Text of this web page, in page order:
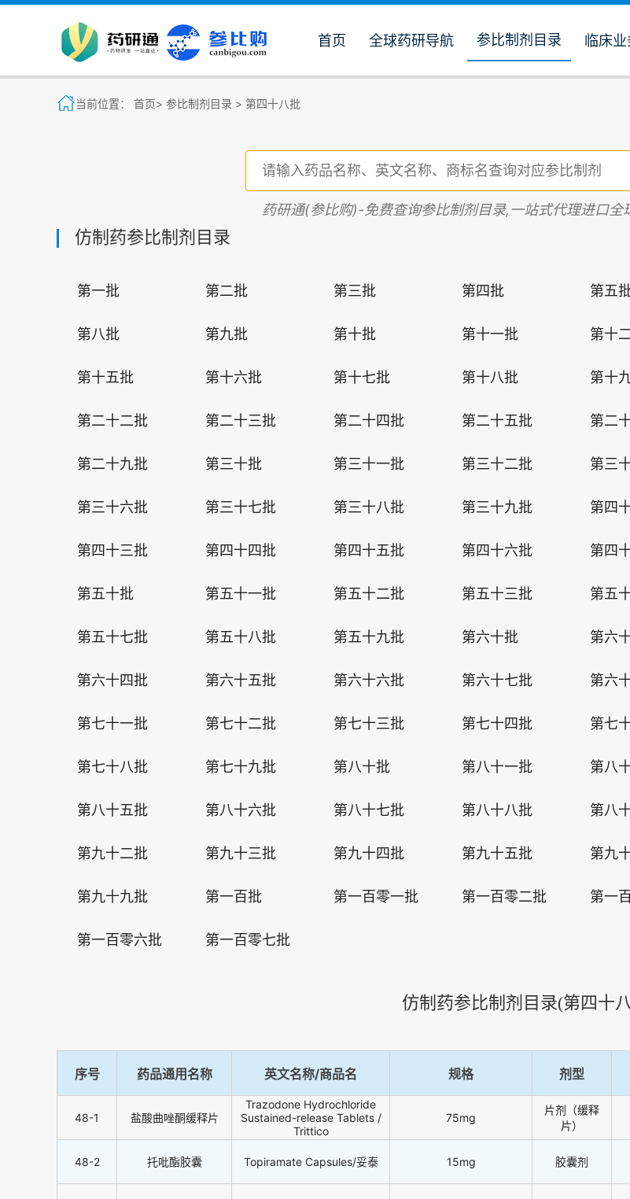
首页 全球药研导航 参比制剂目录 临床业
当前位置： 首页> 参比制剂目录 > 第四十八批
药研通(参比购)-免费查询参比制剂目录,一站式代理进口全
仿制药参比制剂目录
第一批 第二批 第三批 第四批 第五
第八批 第九批 第十批 第十一批 第十
第十五批 第十六批 第十七批 第十八批 第十
第二十二批 第二十三批 第二十四批 第二十五批 第二
第二十九批 第三十批 第三十一批 第三十二批 第三
第三十六批 第三十七批 第三十八批 第三十九批 第四
第四十三批 第四十四批 第四十五批 第四十六批 第四
第五十批 第五十一批 第五十二批 第五十三批 第五
第五十七批 第五十八批 第五十九批 第六十批 第六
第六十四批 第六十五批 第六十六批 第六十七批 第六
第七十一批 第七十二批 第七十三批 第七十四批 第七
第七十八批 第七十九批 第八十批 第八十一批 第八
第八十五批 第八十六批 第八十七批 第八十八批 第八
第九十二批 第九十三批 第九十四批 第九十五批 第九
第九十九批 第一百批 第一百零一批 第一百零二批 第一
第一百零六批 第一百零七批
仿制药参比制剂目录(第四十
序号 药品通用名称 英文名称/商品名 规格 剂型
48-1 盐酸曲唑酮缓释片
Trazodone Hydrochloride
Sustained-release Tablets /
Trittico
75mg
片剂（缓释
片）
48-2 托吡酯胶囊 Topiramate Capsules/妥泰 15mg 胶囊剂